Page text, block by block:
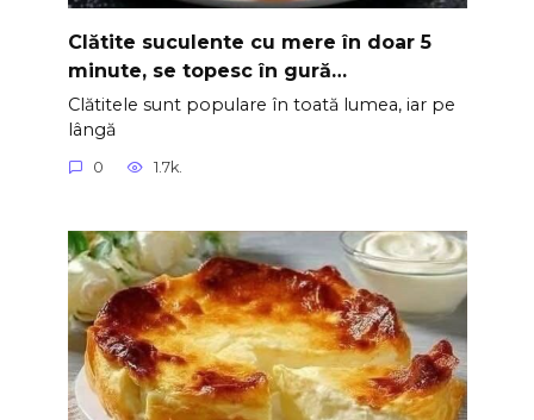
Clătite suculente cu mere în doar 5
minute, se topesc în gură…
Clătitele sunt populare în toată lumea, iar pe
lângă
0 1.7k.